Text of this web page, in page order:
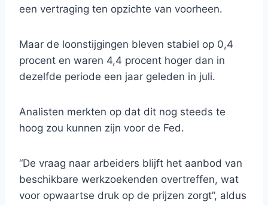
een vertraging ten opzichte van voorheen.
Maar de loonstijgingen bleven stabiel op 0,4
procent en waren 4,4 procent hoger dan in
dezelfde periode een jaar geleden in juli.
Analisten merkten op dat dit nog steeds te
hoog zou kunnen zijn voor de Fed.
“De vraag naar arbeiders blijft het aanbod van
beschikbare werkzoekenden overtreffen, wat
voor opwaartse druk op de prijzen zorgt”, aldus